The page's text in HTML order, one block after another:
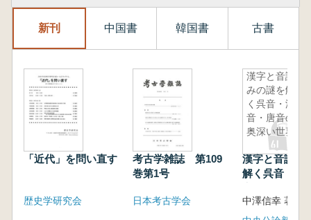
新刊 中国書 韓国書 古書
「近代」を問い直す
歴史学研究会
考古学雑誌 第109
巻第1号
日本考古学会
漢字と音読
みの謎を解
く呉音・漢
音・唐音の
奥深い世界
漢字と音読み
解く呉音・漢
中澤信幸 著